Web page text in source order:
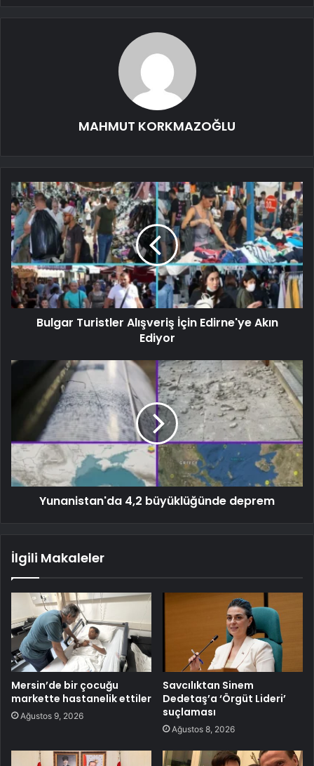
MAHMUT KORKMAZOĞLU
Bulgar Turistler Alışveriş İçin Edirne'ye Akın
Ediyor
Yunanistan'da 4,2 büyüklüğünde deprem
İlgili Makaleler
Mersin’de bir çocuğu
markette hastanelik ettiler
Ağustos 9, 2026
Savcılıktan Sinem
Dedetaş’a ‘Örgüt Lideri’
suçlaması
Ağustos 8, 2026